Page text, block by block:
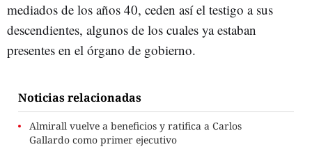
mediados de los años 40, ceden así el testigo a sus
descendientes, algunos de los cuales ya estaban
presentes en el órgano de gobierno.
Noticias relacionadas
Almirall vuelve a beneficios y ratifica a Carlos
Gallardo como primer ejecutivo